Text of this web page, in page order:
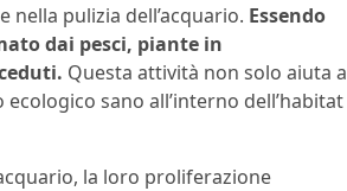
pulizia dell’acquario. Essendo
dai pesci, piante in
Questa attività non solo aiuta a
sano all’interno dell’habitat
la loro proliferazione